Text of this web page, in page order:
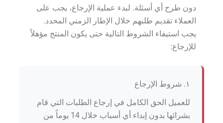
دون طرح أي أسئلة. لبدء عملية الإرجاع، يجب على
العملاء تقديم طلبهم خلال الإطار الزمني المحدد.
يجب استيفاء الشروط التالية حتى يكون المنتج مؤهلاً
للإرجاع:
للعميل الحق الكامل في إرجاع الطلبات التي قام
بشرائها بدون إبداء أي أسباب خلال 14 يوماً من